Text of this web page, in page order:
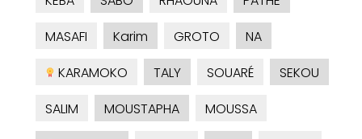
MASAFI
Karim GROTO
NA
KARAMOKO
TALY SOUARÉ
SEKOU
SALIM
MOUSTAPHA
MOUSSA